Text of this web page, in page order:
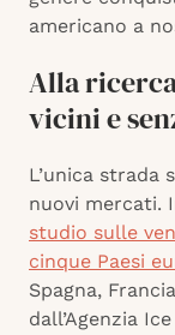
americano a
Alla
vicini e
L’unica strada
nuovi mercati.
studio sulle
cinque Paesi
Spagna,
dall’Agenzia